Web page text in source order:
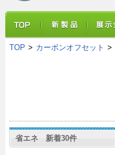
TOP > カーボンオフセット >
省エネ 新着30件